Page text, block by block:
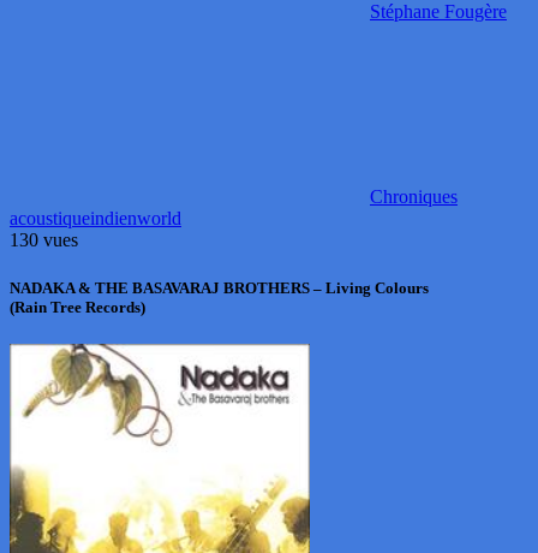
Stéphane Fougère
Chroniques
acoustiqueindienworld
130 vues
NADAKA & THE BASAVARAJ BROTHERS – Living Colours
(Rain Tree Records)